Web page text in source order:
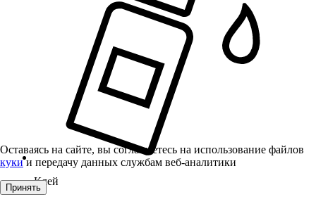
Клей
Оставаясь на сайте, вы соглашаетесь на использование файлов
кукии передачу данных службам веб-аналитики
Принять